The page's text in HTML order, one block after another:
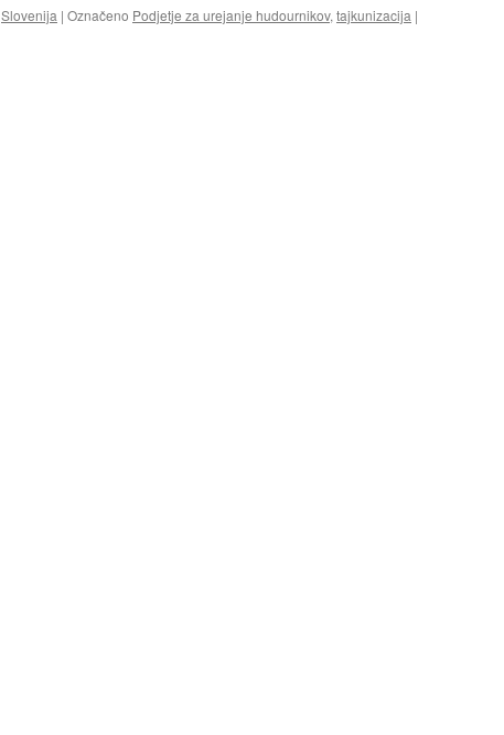
Slovenija | Označeno Podjetje za urejanje hudournikov, tajkunizacija |